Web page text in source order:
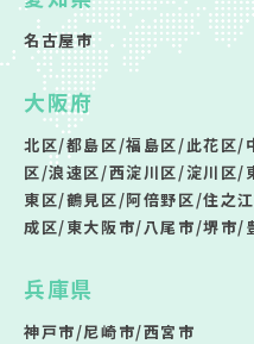
名古屋市
大阪府
北区/都島区/福島区/此花区/
区/浪速区/西淀川区/淀川区/
東区/鶴見区/阿倍野区/住之
成区/東大阪市/八尾市/堺市/
兵庫県
神戸市/尼崎市/西宮市